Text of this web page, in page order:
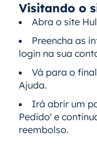
Visitando o
Abra o site
Preencha as
login na sua
Vá para o
Ajuda.
Irá abrir um
Pedido' e
reembolso.